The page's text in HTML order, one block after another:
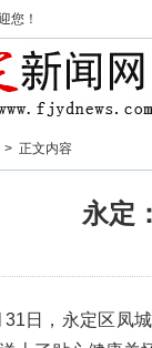
您！
> 正文内容
永定
31日，永定区凤